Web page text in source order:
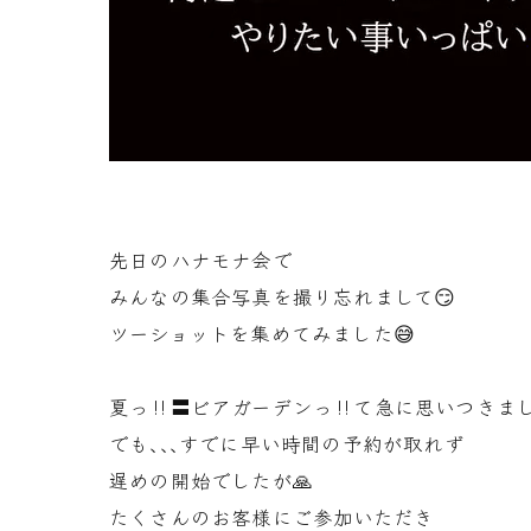
先日のハナモナ会で
みんなの集合写真を撮り忘れまして😏
ツーショットを集めてみました😅
夏っ‼〓ビアガーデンっ‼て急に思いつきま
でも､､､すでに早い時間の予約が取れず
遅めの開始でしたが🙏
たくさんのお客様にご参加いただき